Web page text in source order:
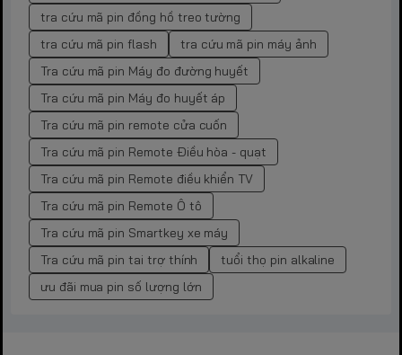
tra cứu mã pin đồng hồ treo tường
tra cứu mã pin flash
tra cứu mã pin máy ảnh
Tra cứu mã pin Máy đo đường huyết
Tra cứu mã pin Máy đo huyết áp
Tra cứu mã pin remote cửa cuốn
Tra cứu mã pin Remote Điều hòa - quạt
Tra cứu mã pin Remote điều khiển TV
Tra cứu mã pin Remote Ô tô
Tra cứu mã pin Smartkey xe máy
Tra cứu mã pin tai trợ thính
tuổi thọ pin alkaline
ưu đãi mua pin số lượng lớn